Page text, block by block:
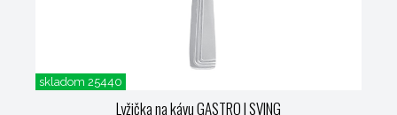
skladom 25440
Lyžička na kávu GASTRO| SVING